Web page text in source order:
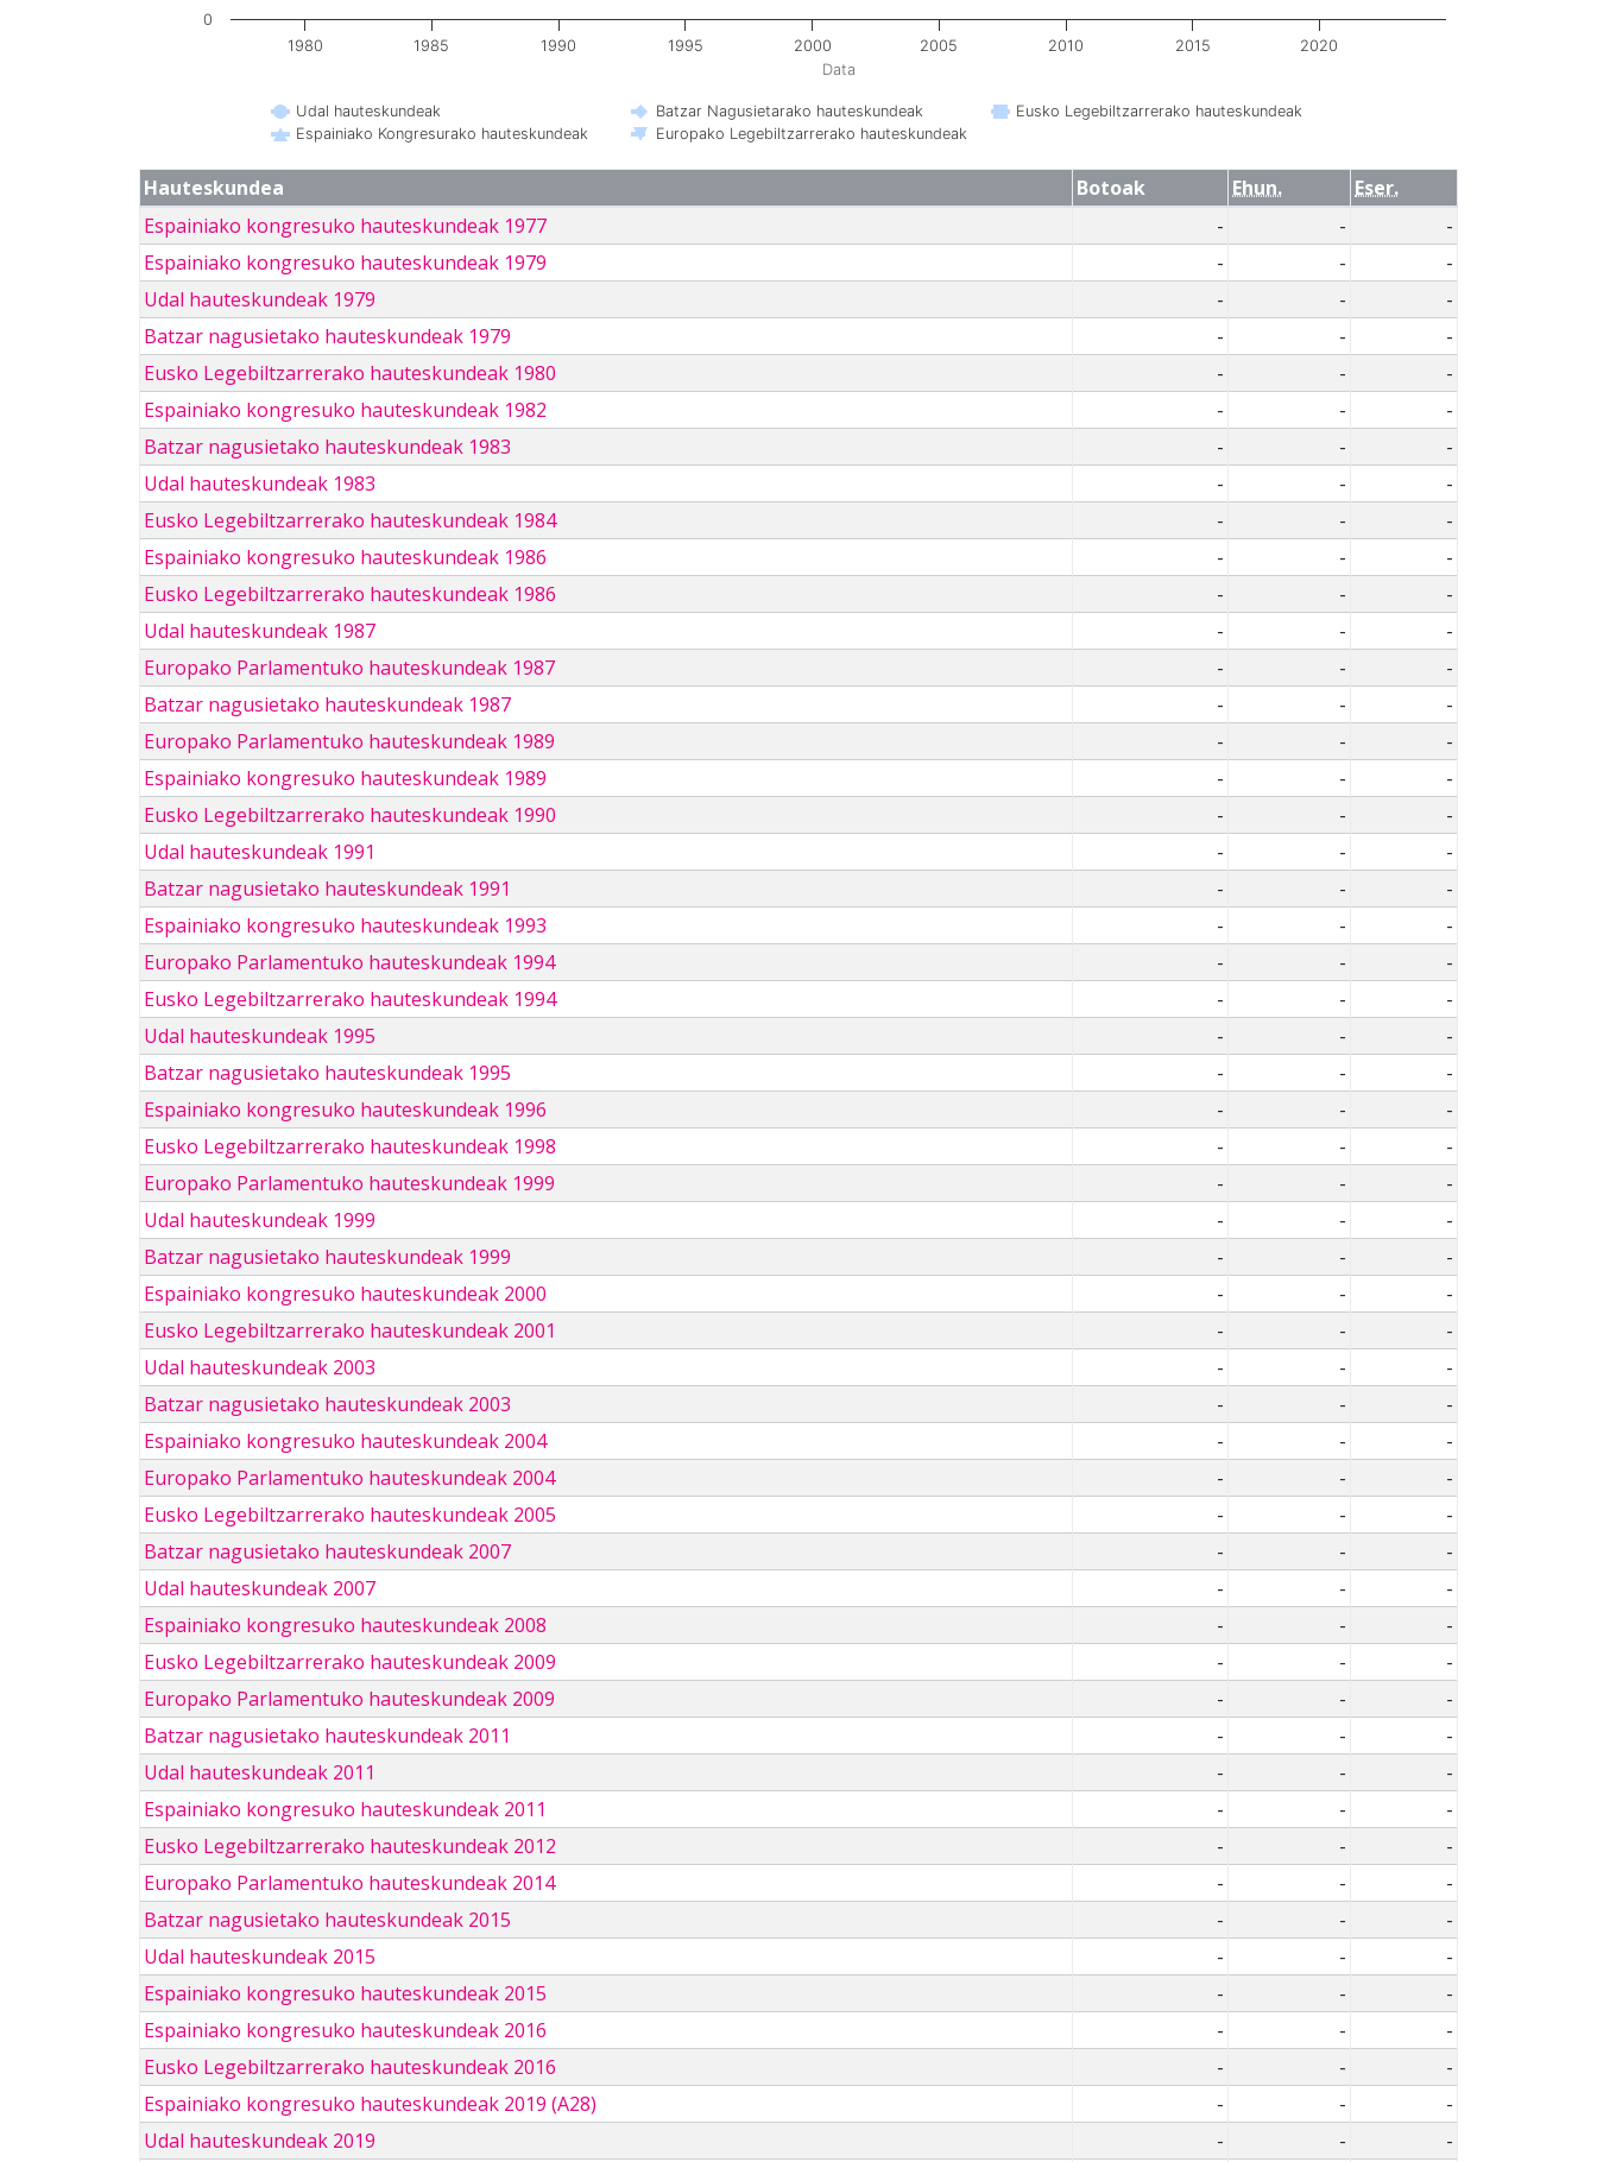
Data
Udal hauteskundeak Batzar Nagusietarako hauteskundeak
Eusko Legebiltzarrerako hauteskundeak
Espainiako Kongresurako hauteskundeak
Europako Legebiltzarrerako hauteskundeak
1980 1985 1990 1995 2000 2005 2010 2015 2020
0
Hauteskundea Botoak Ehun.
Eser.
Espainiako kongresuko hauteskundeak 1977
- -
-
Espainiako kongresuko hauteskundeak 1979
- -
-
Udal hauteskundeak 1979
- -
-
Batzar nagusietako hauteskundeak 1979
- -
-
Eusko Legebiltzarrerako hauteskundeak 1980
- -
-
Espainiako kongresuko hauteskundeak 1982
- -
-
Batzar nagusietako hauteskundeak 1983
- -
-
Udal hauteskundeak 1983
- -
-
Eusko Legebiltzarrerako hauteskundeak 1984
- -
-
Espainiako kongresuko hauteskundeak 1986
- -
-
Eusko Legebiltzarrerako hauteskundeak 1986
- -
-
Udal hauteskundeak 1987
- -
-
Europako Parlamentuko hauteskundeak 1987
- -
-
Batzar nagusietako hauteskundeak 1987
- -
-
Europako Parlamentuko hauteskundeak 1989
- -
-
Espainiako kongresuko hauteskundeak 1989
- -
-
Eusko Legebiltzarrerako hauteskundeak 1990
- -
-
Udal hauteskundeak 1991
- -
-
Batzar nagusietako hauteskundeak 1991
- -
-
Espainiako kongresuko hauteskundeak 1993
- -
-
Europako Parlamentuko hauteskundeak 1994
- -
-
Eusko Legebiltzarrerako hauteskundeak 1994
- -
-
Udal hauteskundeak 1995
- -
-
Batzar nagusietako hauteskundeak 1995
- -
-
Espainiako kongresuko hauteskundeak 1996
- -
-
Eusko Legebiltzarrerako hauteskundeak 1998
- -
-
Europako Parlamentuko hauteskundeak 1999
- -
-
Udal hauteskundeak 1999
- -
-
Batzar nagusietako hauteskundeak 1999
- -
-
Espainiako kongresuko hauteskundeak 2000
- -
-
Eusko Legebiltzarrerako hauteskundeak 2001
- -
-
Udal hauteskundeak 2003
- -
-
Batzar nagusietako hauteskundeak 2003
- -
-
Espainiako kongresuko hauteskundeak 2004
- -
-
Europako Parlamentuko hauteskundeak 2004
- -
-
Eusko Legebiltzarrerako hauteskundeak 2005
- -
-
Batzar nagusietako hauteskundeak 2007
- -
-
Udal hauteskundeak 2007
- -
-
Espainiako kongresuko hauteskundeak 2008
- -
-
Eusko Legebiltzarrerako hauteskundeak 2009
- -
-
Europako Parlamentuko hauteskundeak 2009
- -
-
Batzar nagusietako hauteskundeak 2011
- -
-
Udal hauteskundeak 2011
- -
-
Espainiako kongresuko hauteskundeak 2011
- -
-
Eusko Legebiltzarrerako hauteskundeak 2012
- -
-
Europako Parlamentuko hauteskundeak 2014
- -
-
Batzar nagusietako hauteskundeak 2015
- -
-
Udal hauteskundeak 2015
- -
-
Espainiako kongresuko hauteskundeak 2015
- -
-
Espainiako kongresuko hauteskundeak 2016
- -
-
Eusko Legebiltzarrerako hauteskundeak 2016
- -
-
Espainiako kongresuko hauteskundeak 2019 (A28)
- -
-
Udal hauteskundeak 2019
- -
-